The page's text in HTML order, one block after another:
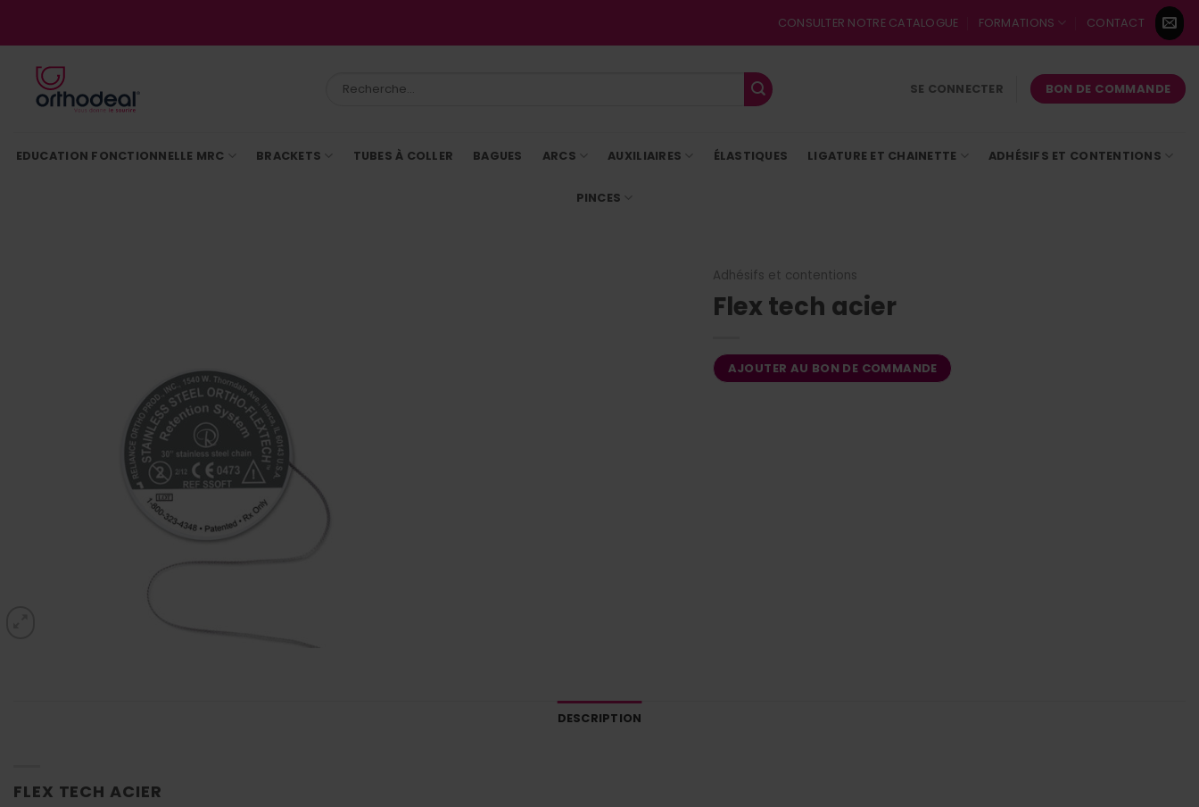
CONSULTER NOTRE CATALOGUE FORMATIONS CONTACT
pour :
SE CONNECTER BON DE COMMANDE
EDUCATION FONCTIONNELLE MRC BRACKETS TUBES À COLLER BAGUES ARCS AUXILIAIRES ÉLASTIQUES LIGATURE ET CHAINETTE ADHÉSIFS ET CONTENTIONS
PINCES
Adhésifs et contentions
Flex tech acier
AJOUTER AU BON DE COMMANDE
DESCRIPTION
FLEX TECH ACIER